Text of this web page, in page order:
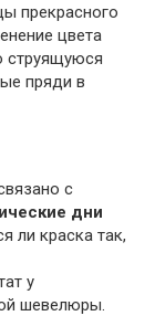
прекрасного
цвета
струящуюся
пряди в
с
дни
ли краска так,
у
шевелюры.